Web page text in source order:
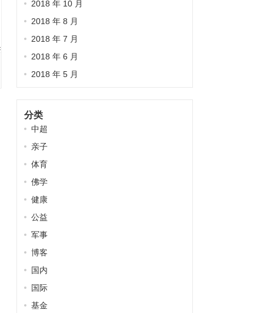
2018 年 10 月
2018 年 8 月
2018 年 7 月
2018 年 6 月
2018 年 5 月
分类
中超
亲子
体育
佛学
健康
公益
军事
博客
国内
国际
基金